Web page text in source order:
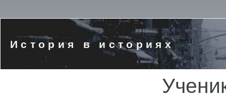
История в историях